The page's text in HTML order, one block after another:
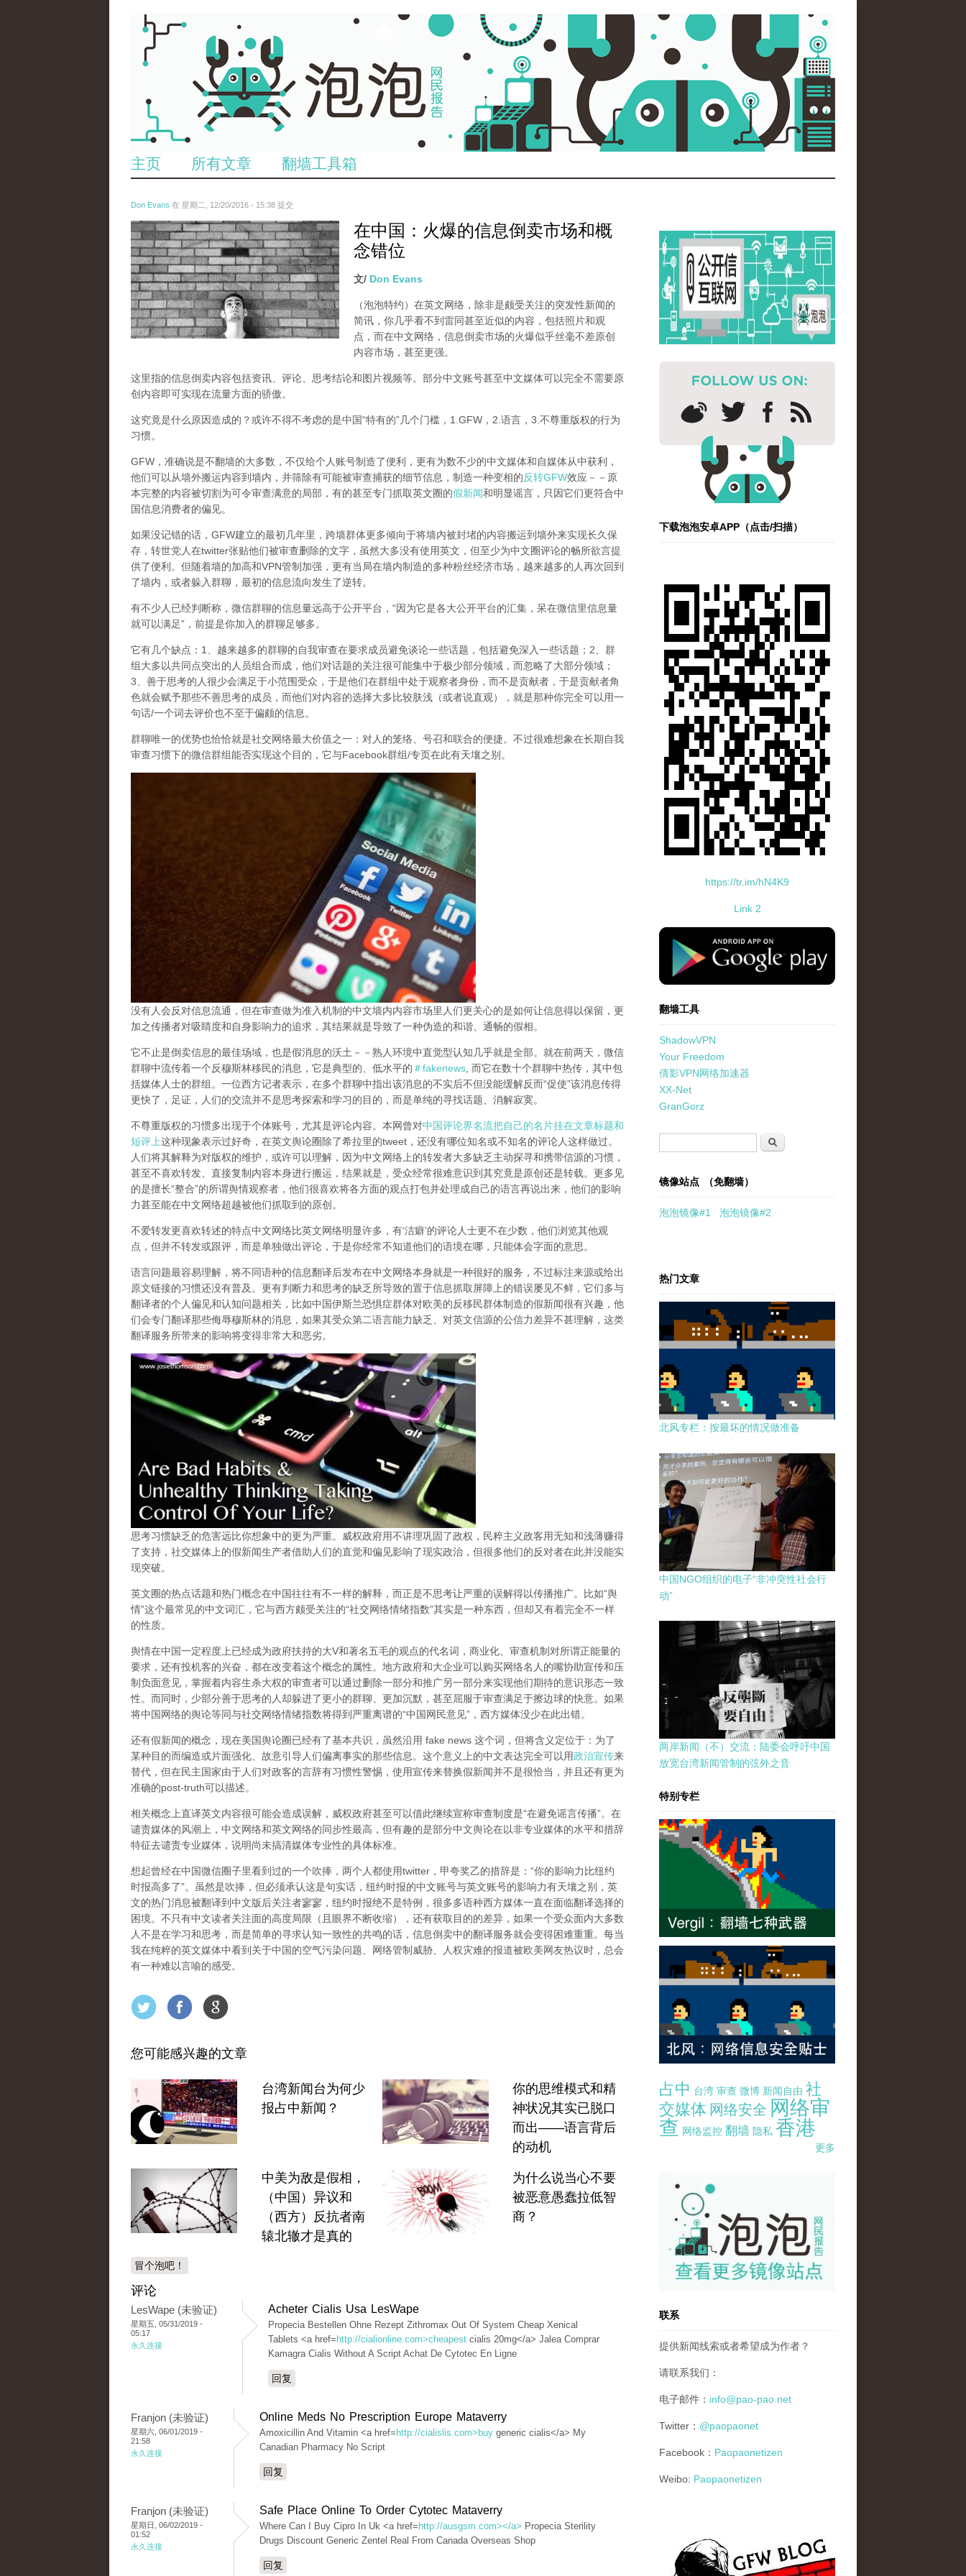
主页 所有文章 翻墙工具箱
Don Evans 在 星期二, 12/20/2016 - 15:38 提交
tou_.jpg
在中国：火爆的信息倒卖市场和概
念错位
文/ Don Evans
（泡泡特约） 在英文网络，除非是颇受关注的突发性新闻的
简讯，你几乎看不到雷同甚至近似的内容，包括照片和观
点，而在中文网络，信息倒卖市场的火爆似乎丝毫不差原创
内容市场，甚至更强。
这里指的信息倒卖内容包括资讯、评论、思考结论和图片视频等。部分中文账号甚至中文媒体可以完全不需要原
创内容即可实现在流量方面的骄傲。
这究竟是什么原因造成的？或许不得不考虑的是中国“特有的”几个门槛，1.GFW，2.语言，3.不尊重版权的行为
习惯。
GFW，准确说是不翻墙的大多数，不仅给个人账号制造了便利，更有为数不少的中文媒体和自媒体从中获利，
他们可以从墙外搬运内容到墙内，并筛除有可能被审查捕获的细节信息，制造一种变相的反转GFW效应－－原
本完整的内容被切割为可令审查满意的局部，有的甚至专门抓取英文圈的假新闻和明显谣言，只因它们更符合中
国信息消费者的偏见。
如果没记错的话，GFW建立的最初几年里，跨墙群体更多倾向于将墙内被封堵的内容搬运到墙外来实现长久保
存，转世党人在twitter张贴他们被审查删除的文字，虽然大多没有使用英文，但至少为中文圈评论的畅所欲言提
供了便利。但随着墙的加高和VPN管制加强，更有当局在墙内制造的多种粉丝经济市场，越来越多的人再次回到
了墙内，或者躲入群聊，最初的信息流向发生了逆转。
有不少人已经判断称，微信群聊的信息量远高于公开平台，“因为它是各大公开平台的汇集，呆在微信里信息量
就可以满足”，前提是你加入的群聊足够多。
它有几个缺点：1、越来越多的群聊的自我审查在要求成员避免谈论一些话题，包括避免深入一些话题；2、群
组大多以共同点突出的人员组合而成，他们对话题的关注很可能集中于极少部分领域，而忽略了大部分领域；
3、善于思考的人很少会满足于小范围受众，于是他们在群组中处于观察者身份，而不是贡献者，于是贡献者角
色就会赋予那些不善思考的成员，而他们对内容的选择大多比较肤浅（或者说直观），就是那种你完全可以用一
句话/一个词去评价也不至于偏颇的信息。
群聊唯一的优势也恰恰就是社交网络最大价值之一：对人的笼络、号召和联合的便捷。不过很难想象在长期自我
审查习惯下的微信群组能否实现这个目的，它与Facebook群组/专页在此有天壤之别。
没有人会反对信息流通，但在审查做为准入机制的中文墙内内容市场里人们更关心的是如何让信息得以保留，更
加之传播者对吸睛度和自身影响力的追求，其结果就是导致了一种伪造的和谐、通畅的假相。
它不止是倒卖信息的最佳场域，也是假消息的沃土－－熟人环境中直觉型认知几乎就是全部。就在前两天，微信
群聊中流传着一个反穆斯林移民的消息，它是典型的、低水平的 ＃fakenews , 而它在数十个群聊中热传，其中包
括媒体人士的群组。一位西方记者表示，在多个群聊中指出该消息的不实后不但没能缓解反而“促使”该消息传得
更快了，足证，人们的交流并不是思考探索和学习的目的，而是单纯的寻找话题、消解寂寞。
不尊重版权的习惯多出现于个体账号，尤其是评论内容。本网曾对中国评论界名流把自己的名片挂在文章标题和
短评上这种现象表示过好奇，在英文舆论圈除了希拉里的tweet，还没有哪位知名或不知名的评论人这样做过。
人们将其解释为对版权的维护，或许可以理解，因为中文网络上的转发者大多缺乏主动探寻和携带信源的习惯，
甚至不喜欢转发、直接复制内容本身进行搬运，结果就是，受众经常很难意识到其究竟是原创还是转载。更多见
的是擅长“整合”的所谓舆情观察者，他们很喜欢将各方面的观点打包并处理成自己的语言再说出来，他们的影响
力甚至能在中文网络超越被他们抓取到的原创。
不爱转发更喜欢转述的特点中文网络比英文网络明显许多，有‘洁癖’的评论人士更不在少数，他们浏览其他观
点，但并不转发或跟评，而是单独做出评论，于是你经常不知道他们的语境在哪，只能体会字面的意思。
语言问题最容易理解，将不同语种的信息翻译后发布在中文网络本身就是一种很好的服务，不过标注来源或给出
原文链接的习惯还没有普及。更有判断力和思考的缺乏所导致的置于信息抓取屏障上的错误屡见不鲜，它们多与
翻译者的个人偏见和认知问题相关，比如中国伊斯兰恐惧症群体对欧美的反移民群体制造的假新闻很有兴趣，他
们会专门翻译那些侮辱穆斯林的消息，如果其受众第二语言能力缺乏、对英文信源的公信力差异不甚理解，这类
翻译服务所带来的影响将变得非常大和恶劣。
思考习惯缺乏的危害远比你想象中的更为严重。威权政府用不讲理巩固了政权，民粹主义政客用无知和浅薄赚得
了支持，社交媒体上的假新闻生产者借助人们的直觉和偏见影响了现实政治，但很多他们的反对者在此并没能实
现突破。
英文圈的热点话题和热门概念在中国往往有不一样的解释，而正是不思考让严重的误解得以传播推广。比如“舆
情”这个最常见的中文词汇，它与西方颇受关注的“社交网络情绪指数”其实是一种东西，但却又有着完全不一样
的性质。
舆情在中国一定程度上已经成为政府扶持的大V和著名五毛的观点的代名词，商业化、审查机制对所谓正能量的
要求，还有投机客的兴奋，都在改变着这个概念的属性。地方政府和大企业可以购买网络名人的嘴协助宣传和压
制负面意见，掌握着内容生杀大权的审查者可以通过删除一部分和推广另一部分来实现他们期待的意识形态一致
性。而同时，少部分善于思考的人却躲进了更小的群聊、更加沉默，甚至屈服于审查满足于擦边球的快意。如果
将中国网络的舆论等同与社交网络情绪指数将得到严重离谱的“中国网民意见”，西方媒体没少在此出错。
还有假新闻的概念，现在美国舆论圈已经有了基本共识，虽然沿用 fake news 这个词，但将含义定位于：为了
某种目的而编造或片面强化、故意引导人们偏离事实的那些信息。这个意义上的中文表达完全可以用政治宣传来
替代，但在民主国家由于人们对政客的言辞有习惯性警惕，使用宣传来替换假新闻并不是很恰当，并且还有更为
准确的post-truth可以描述。
相关概念上直译英文内容很可能会造成误解，威权政府甚至可以借此继续宣称审查制度是“在避免谣言传播”。在
谴责媒体的风潮上，中文网络和英文网络的同步性最高，但有趣的是部分中文舆论在以非专业媒体的水平和措辞
特征去谴责专业媒体，说明尚未搞清媒体专业性的具体标准。
想起曾经在中国微信圈子里看到过的一个吹捧，两个人都使用twitter，甲夸奖乙的措辞是：“你的影响力比纽约
时报高多了”。虽然是吹捧，但必须承认这是句实话，纽约时报的中文账号与英文账号的影响力有天壤之别，英
文的热门消息被翻译到中文版后关注者寥寥，纽约时报绝不是特例，很多多语种西方媒体一直在面临翻译选择的
困境。不只有中文读者关注面的高度局限（且眼界不断收缩），还有获取目的的差异，如果一个受众面内大多数
人不是在学习和思考，而是简单的寻求认知一致性的共鸣的话，信息倒卖中的翻译服务就会变得困难重重。每当
我在纯粹的英文媒体中看到关于中国的空气污染问题、网络管制威胁、人权灾难的报道被欧美网友热议时，总会
有一种难以言喻的感受。
您可能感兴趣的文章
台湾新闻台为何少
报占中新闻？
你的思维模式和精
神状况其实已脱口
而出——语言背后
的动机
中美为敌是假相，
（中国）异议和
（西方）反抗者南
辕北辙才是真的
为什么说当心不要
被恶意愚蠢拉低智
商？
冒个泡吧！
评论
LesWape (未验证)
星期五, 05/31/2019 -
05:17
永久连接
Acheter Cialis Usa LesWape
Propecia Bestellen Ohne Rezept Zithromax Out Of System Cheap Xenical
Tablets <a href= http://cialionline.com>cheapest cialis 20mg</a> Jalea Comprar
Kamagra Cialis Without A Script Achat De Cytotec En Ligne
回复
Franjon (未验证)
星期六, 06/01/2019 -
21:58
永久连接
Online Meds No Prescription Europe Mataverry
Amoxicillin And Vitamin <a href= http://cialislis.com>buy generic cialis</a> My
Canadian Pharmacy No Script
回复
Franjon (未验证)
星期日, 06/02/2019 -
01:52
永久连接
Safe Place Online To Order Cytotec Mataverry
Where Can I Buy Cipro In Uk <a href= http://ausgsm.com></a> Propecia Sterility
Drugs Discount Generic Zentel Real From Canada Overseas Shop
回复
下载泡泡安卓APP（点击/扫描）
https://tr.im/hN4K9
Link 2
standard-icon-googleplay-app-store.png
翻墙工具
ShadowVPN
Your Freedom
倩影VPN网络加速器
XX-Net
GranGorz
搜索
镜像站点 （免翻墙）
泡泡镜像#1 泡泡镜像#2
热门文章
北风专栏：按最坏的情况做准备
中国NGO组织的电子“非冲突性社会行
动”
两岸新闻（不）交流：陆委会呼吁中国
放宽台湾新闻管制的弦外之音
特别专栏
占中 台湾 审查 微博 新闻自由 社
交媒体 网络安全 网络审
查 网络监控 翻墙 隐私 香港
更多
pao-pao-banner-mirror-site-120814.jpg
联系
提供新闻线索或者希望成为作者？
请联系我们：
电子邮件： info@pao-pao.net
Twitter： @paopaonet
Facebook： Paopaonetizen
Weibo: Paopaonetizen
gfw_blog_small.jpg